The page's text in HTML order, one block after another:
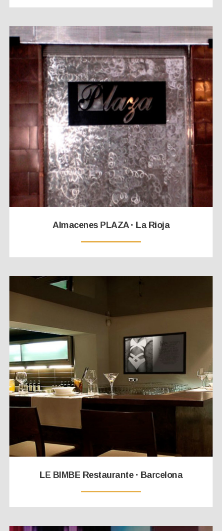
Almacenes PLAZA · La Rioja
LE BIMBE Restaurante · Barcelona